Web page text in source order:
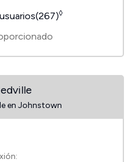
◊
en Johnstown